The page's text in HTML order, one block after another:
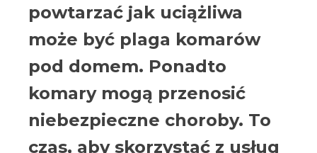
powtarzać jak uciążliwa
może być plaga komarów
pod domem. Ponadto
komary mogą przenosić
niebezpieczne choroby. To
czas, aby skorzystać z usług